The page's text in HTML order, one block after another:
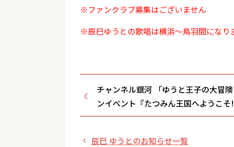
※ファンクラブ募集はございません
※辰巳ゆうとの歌唱は横浜～鳥羽間になり
チャンネル銀河 「ゆうと王子の大冒
ンイベント『たつみん王国へようこそ
送決定！
辰巳 ゆうとのお知らせ一覧